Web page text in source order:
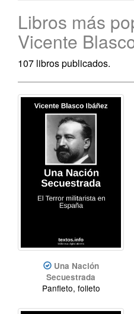
Libros más
Vicente
107 libros publicados.
Una Nación
Secuestrada
Panfleto, folleto